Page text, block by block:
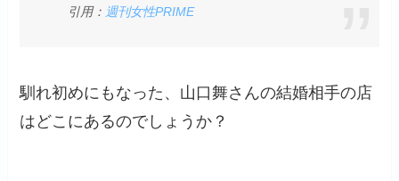
引用： 週刊女性PRIME
馴れ初めにもなった、山口舞さんの結婚相手の店
はどこにあるのでしょうか？